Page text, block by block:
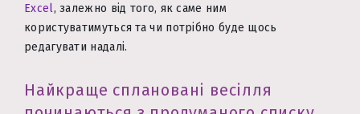
Excel, залежно від того, як саме ним
користуватимуться та чи потрібно буде щось
редагувати надалі.
Найкраще сплановані весілля